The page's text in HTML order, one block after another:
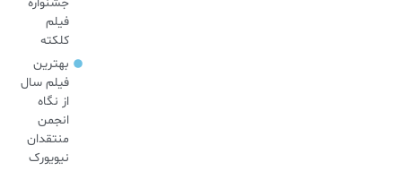
فیلم
کلکته
بهترین
فیلم سال
از نگاه
انجمن
منتقدان
نیویورک